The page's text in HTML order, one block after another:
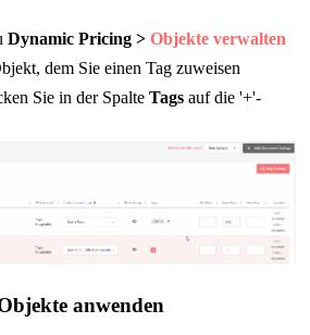
Dynamic Pricing > Objekte verwalten
dem Sie einen Tag zuweisen
Sie in der Spalte Tagsauf die '+'-
anwenden